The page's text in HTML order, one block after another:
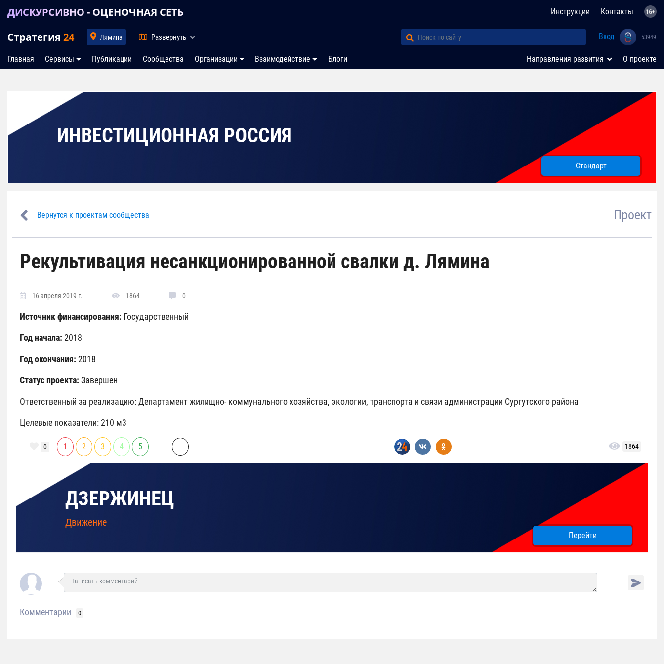
ДИСКУРСИВНО - ОЦЕНОЧНАЯ СЕТЬ Инструкции Контакты
Стратегия 24 Лямина Развернуть Вход 53949
Главная Сервисы Публикации Сообщества Организации Взаимодействие Блоги Направления развития О проекте
ИНВЕСТИЦИОННАЯ РОССИЯ
Стандарт
Вернутся к проектам сообщества Проект
Рекультивация несанкционированной свалки д. Лямина
16 апреля 2019 г. 1864 0
Источник финансирования: Государственный
Год начала: 2018
Год окончания: 2018
Статус проекта: Завершен
Ответственный за реализацию: Департамент жилищно- коммунального хозяйства, экологии, транспорта и связи администрации Сургутского района
Целевые показатели: 210 м3
0 1 2 3 4 5 1864
ДЗЕРЖИНЕЦ
Движение
Перейти
Комментарии 0